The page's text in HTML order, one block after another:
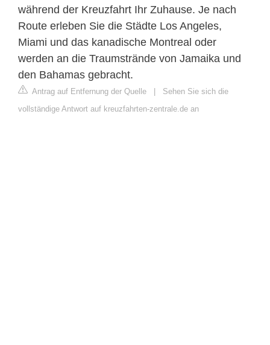
während der Kreuzfahrt Ihr Zuhause. Je nach
Route erleben Sie die Städte Los Angeles,
Miami und das kanadische Montreal oder
werden an die Traumstrände von Jamaika und
den Bahamas gebracht.
Antrag auf Entfernung der Quelle | Sehen Sie sich die
vollständige Antwort auf kreuzfahrten-zentrale.de an